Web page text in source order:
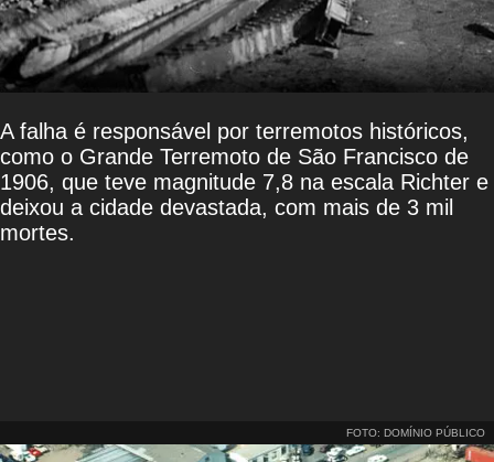
A falha é responsável por terremotos históricos,
como o Grande Terremoto de São Francisco de
1906, que teve magnitude 7,8 na escala Richter e
deixou a cidade devastada, com mais de 3 mil
mortes.
FOTO: DOMÍNIO PÚBLICO